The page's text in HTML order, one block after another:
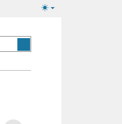
Lichte/donkere